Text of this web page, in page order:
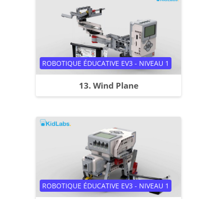
13. Wind Plane
Catégorie de cours
ROBOTIQUE ÉDUCATIVE EV3 - NIVEAU 1
Catégorie de cours
ROBOTIQUE ÉDUCATIVE EV3 - NIVEAU 1